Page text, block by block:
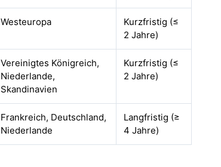
Westeuropa
Kurzfristig (≤
2 Jahre)
Vereinigtes Königreich,
Niederlande,
Skandinavien
Kurzfristig (≤
2 Jahre)
Frankreich, Deutschland,
Niederlande
Langfristig (≥
4 Jahre)